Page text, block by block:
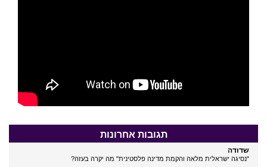
תגובות אחרונות
שדודה
"נסיגה ישראלית מלאה והקמת מדינה פלסטינית" מה יקרה בעזה?